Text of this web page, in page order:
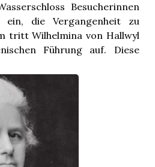
Besucherinnen
ein, die Vergangenheit zu
tritt Wilhelmina von Hallwyl
Führung auf. Diese